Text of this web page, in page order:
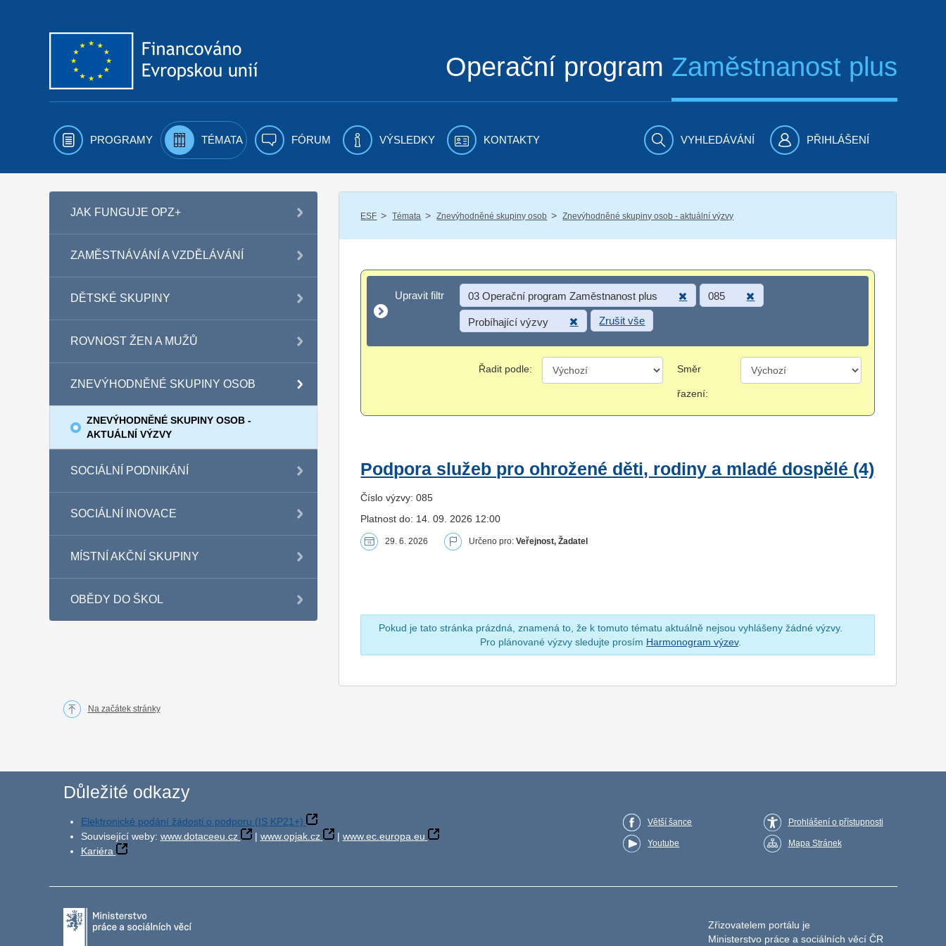
Operační program Zaměstnanost plus
PROGRAMY TÉMATA FÓRUM VÝSLEDKY KONTAKTY VYHLEDÁVÁNÍ PŘIHLÁŠENÍ
JAK FUNGUJE OPZ+
ZAMĚSTNÁVÁNÍ A VZDĚLÁVÁNÍ
DĚTSKÉ SKUPINY
ROVNOST ŽEN A MUŽŮ
ZNEVÝHODNĚNÉ SKUPINY OSOB
ZNEVÝHODNĚNÉ SKUPINY OSOB -
AKTUÁLNÍ VÝZVY
SOCIÁLNÍ PODNIKÁNÍ
SOCIÁLNÍ INOVACE
MÍSTNÍ AKČNÍ SKUPINY
OBĚDY DO ŠKOL
ESF / Témata / Znevýhodněné skupiny osob / Znevýhodněné skupiny osob - aktuální výzvy
Upravit filtr
Upravit filtr 03 Operační program Zaměstnanost plus 085
Probíhající výzvy Zrušit vše
Řadit podle: Směr
řazení:
Podpora služeb pro ohrožené děti, rodiny a mladé dospělé (4)
Číslo výzvy: 085
Platnost do: 14. 09. 2026 12:00
29. 6. 2026 Určeno pro:Veřejnost, Žadatel
Pokud je tato stránka prázdná, znamená to, že k tomuto tématu aktuálně nejsou vyhlášeny žádné výzvy.
Pro plánované výzvy sledujte prosím Harmonogram výzev.
Na začátek stránky
Důležité odkazy
Elektronické podání žádosti o podporu (IS KP21+)
Související weby: www.dotaceeu.cz | www.opjak.cz | www.ec.europa.eu
Kariéra
Větší šance
Youtube
Prohlášení o přístupnosti
Mapa Stránek
Zřizovatelem portálu je
Ministerstvo práce a sociálních věcí ČR